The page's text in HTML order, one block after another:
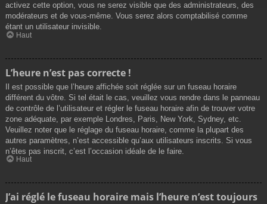
activez cette option, vous ne serez visible que des administrateurs, des
modérateurs et de vous-même. Vous serez alors comptabilisé comme
étant un utilisateur invisible.
Haut
L’heure n’est pas correcte !
Il est possible que l’heure affichée soit réglée sur un fuseau horaire
différent du vôtre. Si tel était le cas, veuillez vous rendre dans le panneau
de contrôle de l’utilisateur et régler le fuseau horaire afin de trouver votre
zone adéquate, par exemple Londres, Paris, New York, Sydney, etc.
Veuillez noter que le réglage du fuseau horaire, comme la plupart des
autres paramètres, n’est accessible qu’aux utilisateurs inscrits. Si vous
n’êtes pas inscrit, c’est l’occasion idéale de le faire.
Haut
J’ai réglé le fuseau horaire mais l’heure n’est toujours